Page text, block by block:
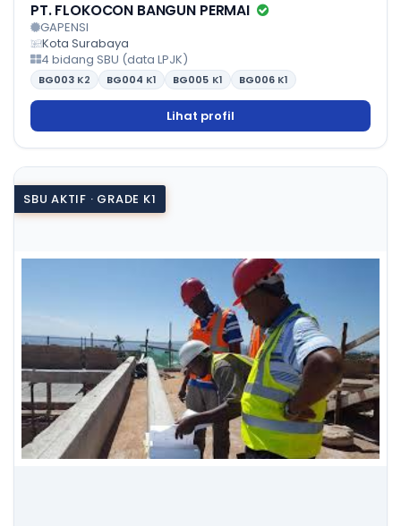
PT. FLOKOCON BANGUN PERMAI
GAPENSI
Kota Surabaya
4 bidang SBU (data LPJK)
BG003 K2 BG004 K1 BG005 K1 BG006 K1
Lihat profil
SBU AKTIF · GRADE K1